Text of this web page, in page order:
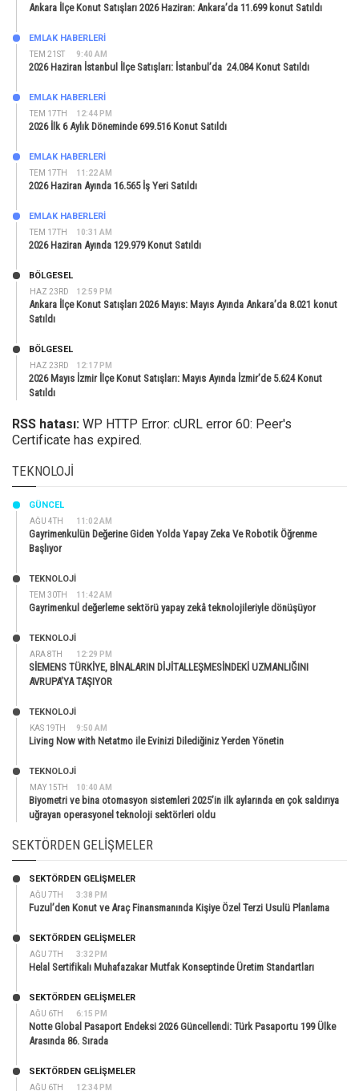
Ankara İlçe Konut Satışları 2026 Haziran: Ankara’da 11.699 konut Satıldı
TEM 21ST 9:40 AM
EMLAK HABERLERI
2026 Haziran İstanbul İlçe Satışları: İstanbul’da 24.084 Konut Satıldı
TEM 17TH 12:44 PM
EMLAK HABERLERI
2026 İlk 6 Aylık Döneminde 699.516 Konut Satıldı
TEM 17TH 11:22 AM
EMLAK HABERLERI
2026 Haziran Ayında 16.565 İş Yeri Satıldı
TEM 17TH 10:31 AM
EMLAK HABERLERI
2026 Haziran Ayında 129.979 Konut Satıldı
HAZ 23RD 12:59 PM
BÖLGESEL
Ankara İlçe Konut Satışları 2026 Mayıs: Mayıs Ayında Ankara’da 8.021 konut
Satıldı
HAZ 23RD 12:17 PM
BÖLGESEL
2026 Mayıs İzmir İlçe Konut Satışları: Mayıs Ayında İzmir’de 5.624 Konut
Satıldı
RSS hatası: WP HTTP Error: cURL error 60: Peer's
Certificate has expired.
TEKNOLOJI
AĞU 4TH 11:02 AM
GÜNCEL
Gayrimenkulün Değerine Giden Yolda Yapay Zeka Ve Robotik Öğrenme
Başlıyor
TEM 30TH 11:42 AM
TEKNOLOJİ
Gayrimenkul değerleme sektörü yapay zekâ teknolojileriyle dönüşüyor
ARA 8TH 12:29 PM
TEKNOLOJİ
SİEMENS TÜRKİYE, BİNALARIN DİJİTALLEŞMESİNDEKİ UZMANLIĞINI
AVRUPA’YA TAŞIYOR
KAS 19TH 9:50 AM
TEKNOLOJİ
Living Now with Netatmo ile Evinizi Dilediğiniz Yerden Yönetin
MAY 15TH 10:40 AM
TEKNOLOJİ
Biyometri ve bina otomasyon sistemleri 2025’in ilk aylarında en çok saldırıya
uğrayan operasyonel teknoloji sektörleri oldu
SEKTÖRDEN GELIŞMELER
AĞU 7TH 3:38 PM
SEKTÖRDEN GELIŞMELER
Fuzul’den Konut ve Araç Finansmanında Kişiye Özel Terzi Usulü Planlama
AĞU 7TH 3:32 PM
SEKTÖRDEN GELIŞMELER
Helal Sertifikalı Muhafazakar Mutfak Konseptinde Üretim Standartları
AĞU 6TH 6:15 PM
SEKTÖRDEN GELIŞMELER
Notte Global Pasaport Endeksi 2026 Güncellendi: Türk Pasaportu 199 Ülke
Arasında 86. Sırada
AĞU 6TH 12:34 PM
SEKTÖRDEN GELIŞMELER